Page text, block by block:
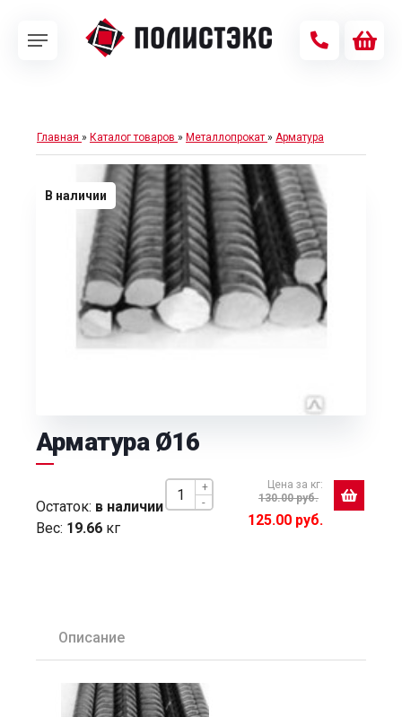
Главная » Каталог товаров » Металлопрокат » Арматура
В наличии
Арматура Ø16
-
+
Цена за кг:
130.00 руб.
125.00 руб.
Остаток: в наличии
Вес: 19.66 кг
Описание